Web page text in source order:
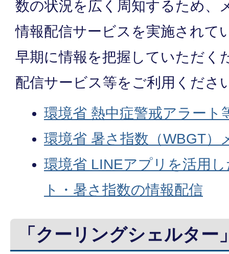
数の状況を広く周知するため、
情報配信サービスを実施されて
早期に情報を把握していただく
配信サービス等をご利用くださ
環境省 熱中症警戒アラート
環境省 暑さ指数（WBGT）
環境省 LINEアプリを活用
ト・暑さ指数の情報配信
「クーリングシェルタ